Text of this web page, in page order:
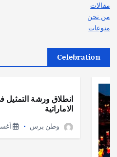
مقالات
من نحن
منوعات
Celebration
انطلاق ورشة التمثيل
الاماراتية
وطن برس